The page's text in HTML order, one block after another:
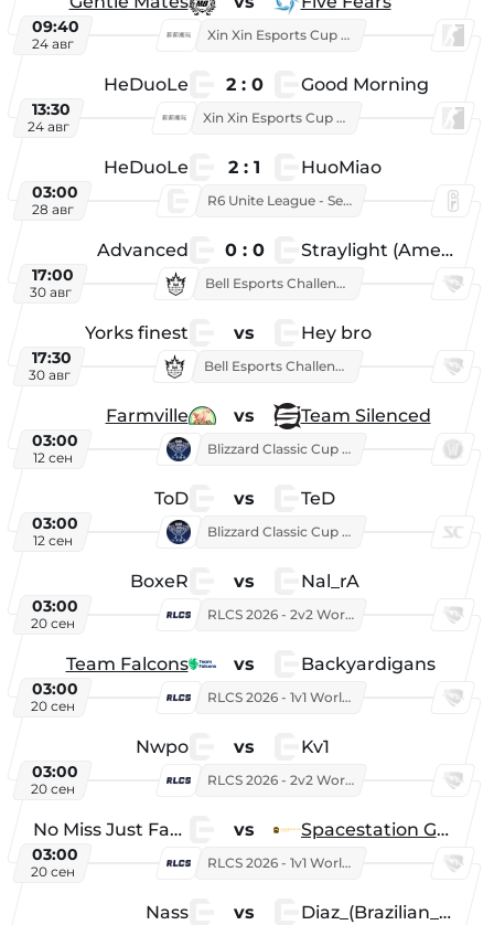
09:40
24 авг
Xin Xin Esports Cup 2025
HeDuoLe 2 : 0 Good Morning
13:30
24 авг
Xin Xin Esports Cup 2026
HeDuoLe 2 : 1 HuoMiao
03:00
28 авг
R6 Unite League - Season 1
Advanced 0 : 0 Straylight (American team)
17:00
30 авг
Bell Esports Challenge 2026
Yorks finest vs Hey bro
17:30
30 авг
Bell Esports Challenge 2026
Farmville vs Team Silenced
03:00
12 сен
Blizzard Classic Cup 2026
ToD vs TeD
03:00
12 сен
Blizzard Classic Cup 2026
BoxeR vs Nal_rA
03:00
20 сен
RLCS 2026 - 2v2 World Championship
Team Falcons vs Backyardigans
03:00
20 сен
RLCS 2026 - 1v1 World Championship
Nwpo vs Kv1
03:00
20 сен
RLCS 2026 - 2v2 World Championship
No Miss Just Fake vs Spacestation Gaming
03:00
20 сен
RLCS 2026 - 1v1 World Championship
Nass vs Diaz_(Brazilian_Player)